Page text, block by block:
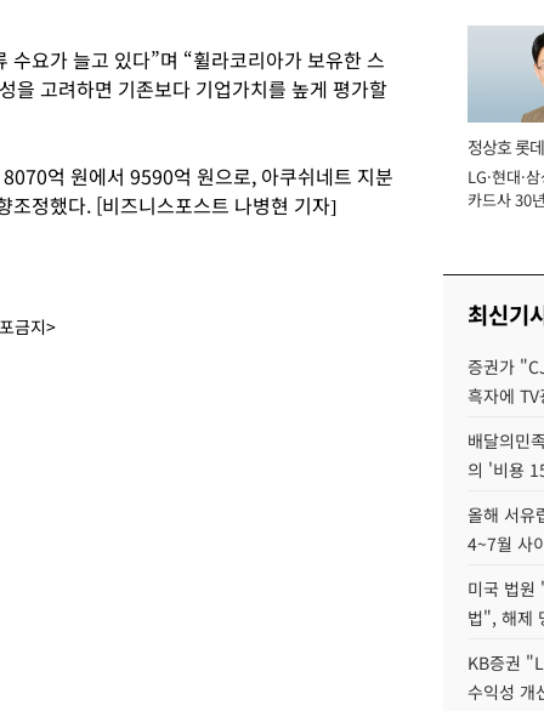
요가 늘고 있다”며 “휠라코리아가 보유한 스
을 고려하면 기존보다 기업가치를 높게 평가할
억 원에서 9590억 원으로, 아쿠쉬네트 지분
정했다. [비즈니스포스트 나병현 기자]
금지>
정상호 롯
장
LG·현대·
카드사 30
최신기
증권가
흑자에
배달의민
의 '비용
올해 서유
4~7월 사
미국 법원
법", 해제
KB증권
수익성 개